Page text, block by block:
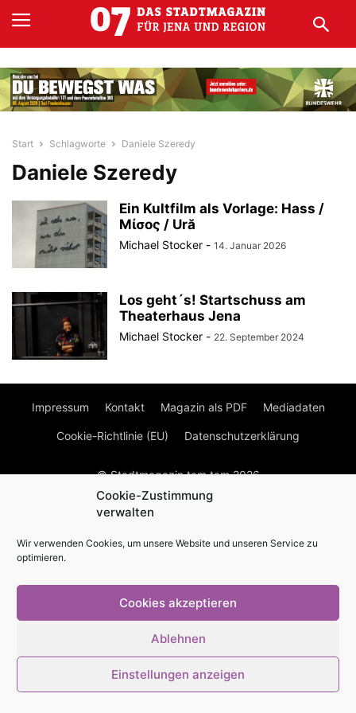
Cookie-Zustimmung
verwalten
Wir verwenden Cookies, um unsere Website und unseren Service zu
optimieren.
Cookies akzeptieren
Ablehnen
Einstellungen anzeigen
Start Schlagworte Daniele Szeredy
Daniele Szeredy
Ein Kultfilm als Vorlage: Hass /
Μίσος / Ură
Michael Stocker - 14. Januar 2026
Los geht´s! Startschuss am
Theaterhaus Jena
Michael Stocker - 22. September 2024
Impressum Kontakt Magazin als PDF Mediadaten
Cookie-Richtlinie (EU) Datenschutzerklärung
© Stadtmagazin tam.tam 2026